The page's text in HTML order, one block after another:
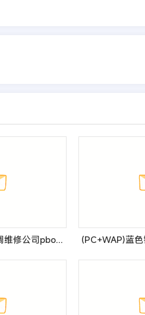
(自适应手机端)空调维修公司pbootcms网站模板 响应式空调安装维修网站源码 (PC+WAP)蓝